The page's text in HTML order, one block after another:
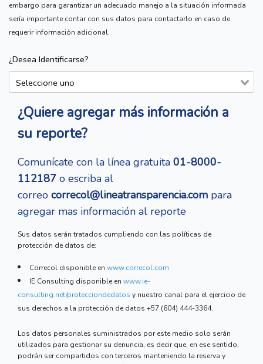
embargo para garantizar un adecuado manejo a la situación informada
sería importante contar con sus datos para contactarlo en caso de
requerir información adicional.
¿Desea Identificarse?
¿Quiere agregar más información a
su reporte?
Comunícate con la línea gratuita 01-8000-
112187 o escriba al
correo correcol@lineatransparencia.com para
agregar mas información al reporte
Sus datos serán tratados cumpliendo con las políticas de
protección de datos de:
Correcol disponible enwww.correcol.com
IE Consulting disponible enwww.ie-
consulting.net/protecciondedatos y nuestro canal para el ejercicio de
sus derechos a la protección de datos +57 (604) 444-3364.
Los datos personales suministrados por este medio solo serán
utilizados para gestionar su denuncia, es decir que, en ese sentido,
podrán ser compartidos con terceros manteniendo la reserva y